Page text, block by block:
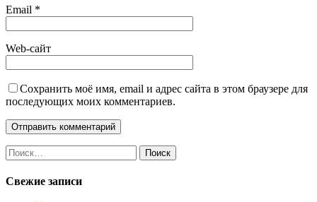
Email *
Web-сайт
Сохранить моё имя, email и адрес сайта в этом браузере для
последующих моих комментариев.
Найти:
Свежие записи